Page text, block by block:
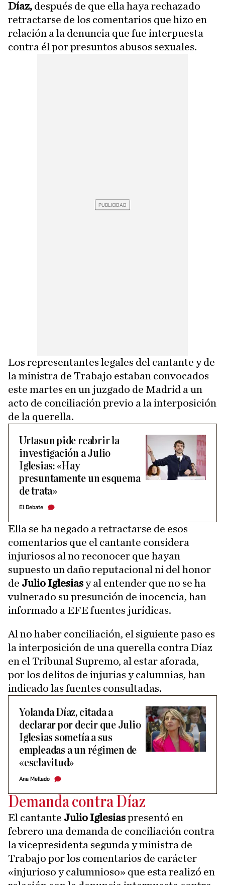
Díaz, después de que ella haya rechazado
retractarse de los comentarios que hizo en
relación a la denuncia que fue interpuesta
contra él por presuntos abusos sexuales.
Los representantes legales del cantante y de
la ministra de Trabajo estaban convocados
este martes en un juzgado de Madrid a un
acto de conciliación previo a la interposición
de la querella.
Urtasun pide reabrir la
investigación a Julio
Iglesias: «Hay
presuntamente un esquema
de trata»
El Debate
Ella se ha negado a retractarse de esos
comentarios que el cantante considera
injuriosos al no reconocer que hayan
supuesto un daño reputacional ni del honor
de Julio Iglesiasy al entender que no se ha
vulnerado su presunción de inocencia, han
informado a EFE fuentes jurídicas.
Al no haber conciliación, el siguiente paso es
la interposición de una querella contra Díaz
en el Tribunal Supremo, al estar aforada,
por los delitos de injurias y calumnias, han
indicado las fuentes consultadas.
Yolanda Díaz, citada a
declarar por decir que Julio
Iglesias sometía a sus
empleadas a un régimen de
«esclavitud»
Ana Mellado
Demanda contra Díaz
El cantante Julio Iglesiaspresentó en
febrero una demanda de conciliación contra
la vicepresidenta segunda y ministra de
Trabajo por los comentarios de carácter
«injurioso y calumnioso» que esta realizó en